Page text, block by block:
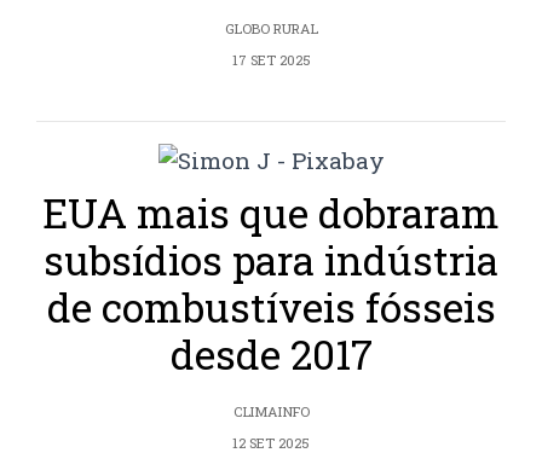
GLOBO RURAL
17 SET 2025
EUA mais que dobraram
subsídios para indústria
de combustíveis fósseis
desde 2017
CLIMAINFO
12 SET 2025